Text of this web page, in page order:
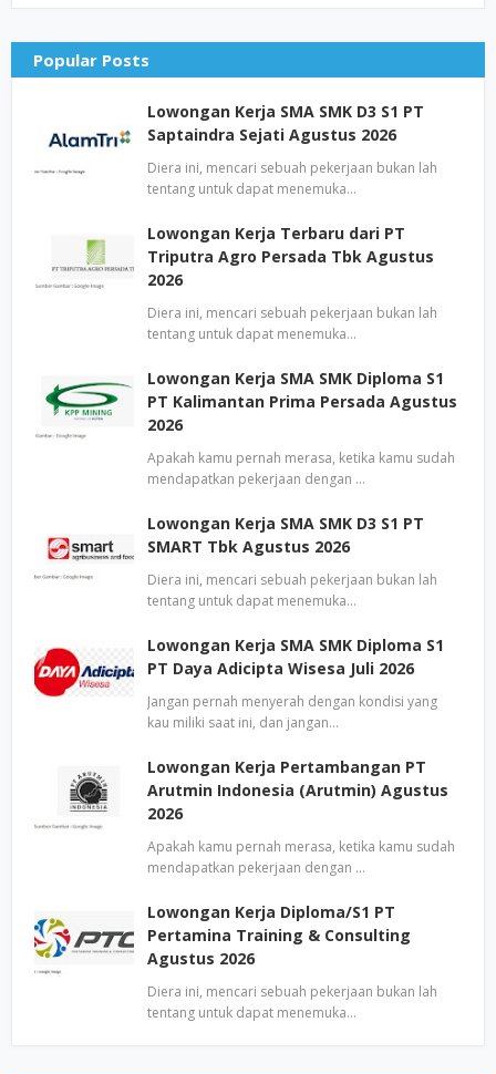
Popular Posts
Lowongan Kerja SMA SMK D3 S1 PT
Saptaindra Sejati Agustus 2026
Diera ini, mencari sebuah pekerjaan bukan lah
tentang untuk dapat menemuka…
Lowongan Kerja Terbaru dari PT
Triputra Agro Persada Tbk Agustus
2026
Diera ini, mencari sebuah pekerjaan bukan lah
tentang untuk dapat menemuka…
Lowongan Kerja SMA SMK Diploma S1
PT Kalimantan Prima Persada Agustus
2026
Apakah kamu pernah merasa, ketika kamu sudah
mendapatkan pekerjaan dengan …
Lowongan Kerja SMA SMK D3 S1 PT
SMART Tbk Agustus 2026
Diera ini, mencari sebuah pekerjaan bukan lah
tentang untuk dapat menemuka…
Lowongan Kerja SMA SMK Diploma S1
PT Daya Adicipta Wisesa Juli 2026
Jangan pernah menyerah dengan kondisi yang
kau miliki saat ini, dan jangan…
Lowongan Kerja Pertambangan PT
Arutmin Indonesia (Arutmin) Agustus
2026
Apakah kamu pernah merasa, ketika kamu sudah
mendapatkan pekerjaan dengan …
Lowongan Kerja Diploma/S1 PT
Pertamina Training & Consulting
Agustus 2026
Diera ini, mencari sebuah pekerjaan bukan lah
tentang untuk dapat menemuka…